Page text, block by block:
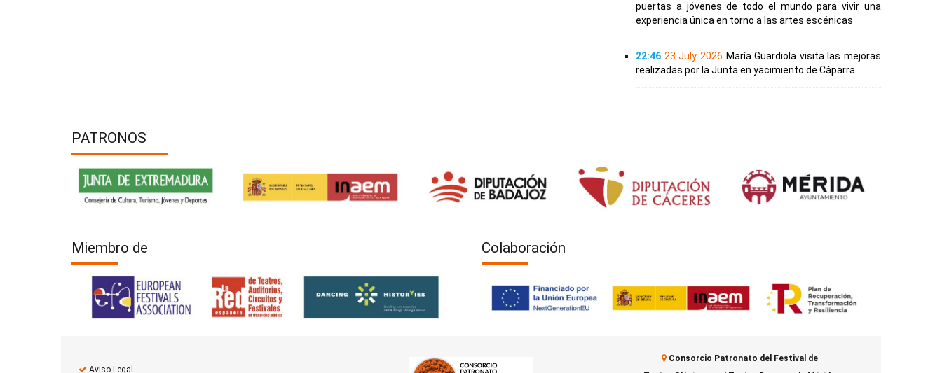
puertas a jóvenes de todo el mundo para vivir una
experiencia única en torno a las artes escénicas
22:46 23 July 2026 María Guardiola visita las mejoras
realizadas por la Junta en yacimiento de Cáparra
PATRONOS
Miembro de Colaboración
Aviso Legal
Consorcio Patronato del Festival de